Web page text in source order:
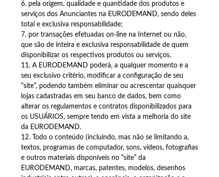
6. pela origem, qualidade e quantidade dos produtos e
serviços dos Anunciantes na EURODEMAND, sendo deles
total e exclusiva responsabilidade;
7. por transações efetuadas on-line na Internet ou não,
que são de inteira e exclusiva responsabilidade de quem
disponibilizar os respectivos produtos ou serviços.
11. A EURODEMAND poderá, a qualquer momento e a
seu exclusivo critério, modificar a configuração de seu
“site”, podendo também eliminar ou acrescentar quaisquer
lojas cadastradas em seu banco de dados, bem como
alterar os regulamentos e contratos disponibilizados para
os USUÁRIOS, sempre tendo em vista a melhoria do site
da EURODEMAND.
12. Todo o conteúdo (incluindo, mas não se limitando a,
textos, programas de computador, sons, vídeos, fotografias
e outros materiais disponíveis no “site” da
EURODEMAND, marcas, patentes, modelos, desenhos